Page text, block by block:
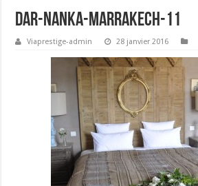
Dar-Nanka-Marrakech-11
Viaprestige-admin 28 janvier 2016